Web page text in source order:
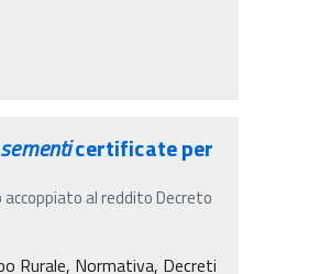
sementicertificate per
al reddito Decreto
Rurale, Normativa, Decreti